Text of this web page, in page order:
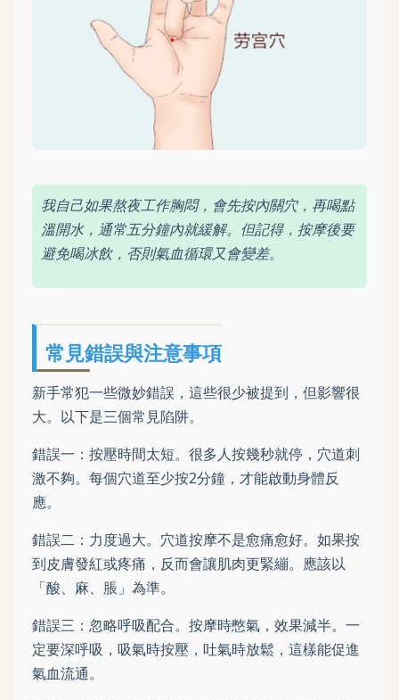
我自己如果熬夜工作胸悶，會先按內關穴，再喝點
溫開水，通常五分鐘內就緩解。但記得，按摩後要
避免喝冰飲，否則氣血循環又會變差。
常見錯誤與注意事項
新手常犯一些微妙錯誤，這些很少被提到，但影響很
大。以下是三個常見陷阱。
錯誤一：按壓時間太短。很多人按幾秒就停，穴道刺
激不夠。每個穴道至少按2分鐘，才能啟動身體反
應。
錯誤二：力度過大。穴道按摩不是愈痛愈好。如果按
到皮膚發紅或疼痛，反而會讓肌肉更緊繃。應該以
「酸、麻、脹」為準。
錯誤三：忽略呼吸配合。按摩時憋氣，效果減半。一
定要深呼吸，吸氣時按壓，吐氣時放鬆，這樣能促進
氣血流通。